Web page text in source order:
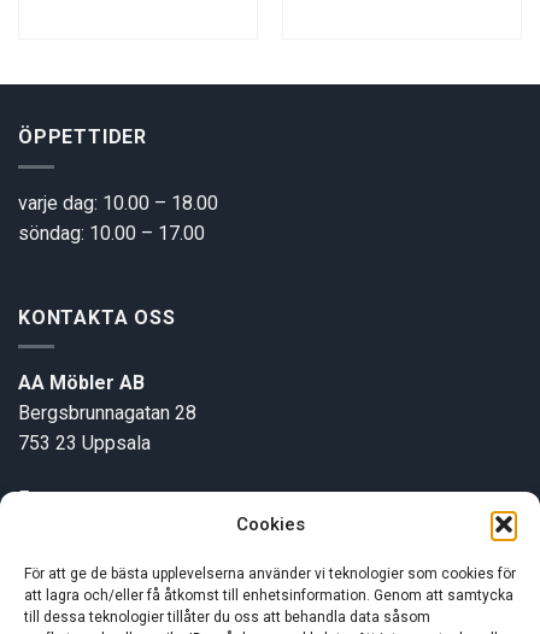
Cookies
För att ge de bästa upplevelserna använder vi teknologier som cookies för
att lagra och/eller få åtkomst till enhetsinformation. Genom att samtycka
till dessa teknologier tillåter du oss att behandla data såsom
ÖPPETTIDER
varje dag: 10.00 – 18.00
söndag: 10.00 – 17.00
KONTAKTA OSS
AA Möbler AB
Bergsbrunnagatan 28
753 23 Uppsala
E-post:
INFORMATION